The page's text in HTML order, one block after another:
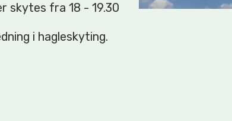
skytes fra 18 - 19.30
i hagleskyting.